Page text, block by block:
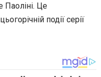
Паоліні. Це
події серії